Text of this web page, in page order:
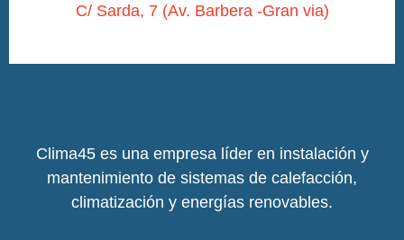
C/ Sarda, 7 (Av. Barbera -Gran via)
Clima45 es una empresa líder en instalación y
mantenimiento de sistemas de calefacción,
climatización y energías renovables.